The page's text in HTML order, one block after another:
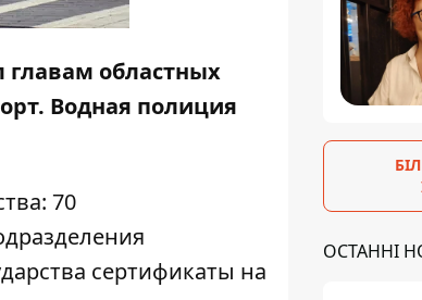
областных
Водная полиция
70
сертификаты на
ОСТАННІ